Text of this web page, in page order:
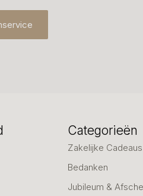
Categorieën
Zakelijke Cadeaus
Bedanken
Jubileum &